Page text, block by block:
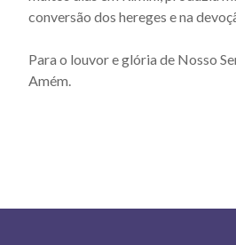
conversão dos hereges e na
Para o louvor e glória de Nosso
Amém.